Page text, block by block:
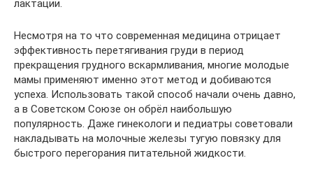
лактации.
Несмотря на то что современная медицина отрицает
эффективность перетягивания груди в период
прекращения грудного вскармливания, многие молодые
мамы применяют именно этот метод и добиваются
успеха. Использовать такой способ начали очень давно,
а в Советском Союзе он обрёл наибольшую
популярность. Даже гинекологи и педиатры советовали
накладывать на молочные железы тугую повязку для
быстрого перегорания питательной жидкости.